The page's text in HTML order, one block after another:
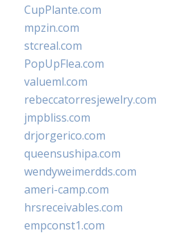
CupPlante.com
mpzin.com
stcreal.com
PopUpFlea.com
valueml.com
rebeccatorresjewelry.com
jmpbliss.com
drjorgerico.com
queensushipa.com
wendyweimerdds.com
ameri-camp.com
hrsreceivables.com
empconst1.com